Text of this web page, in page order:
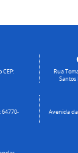
64770-
Rua
Santos
Avenida da